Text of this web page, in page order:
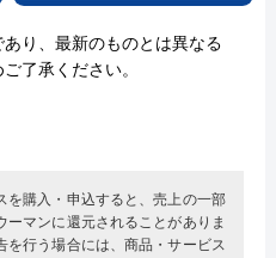
り、最新のものとは異なる
了承ください。
購入・申込すると、売上の一部
マンに還元されることがありま
行う場合には、商品・サービス